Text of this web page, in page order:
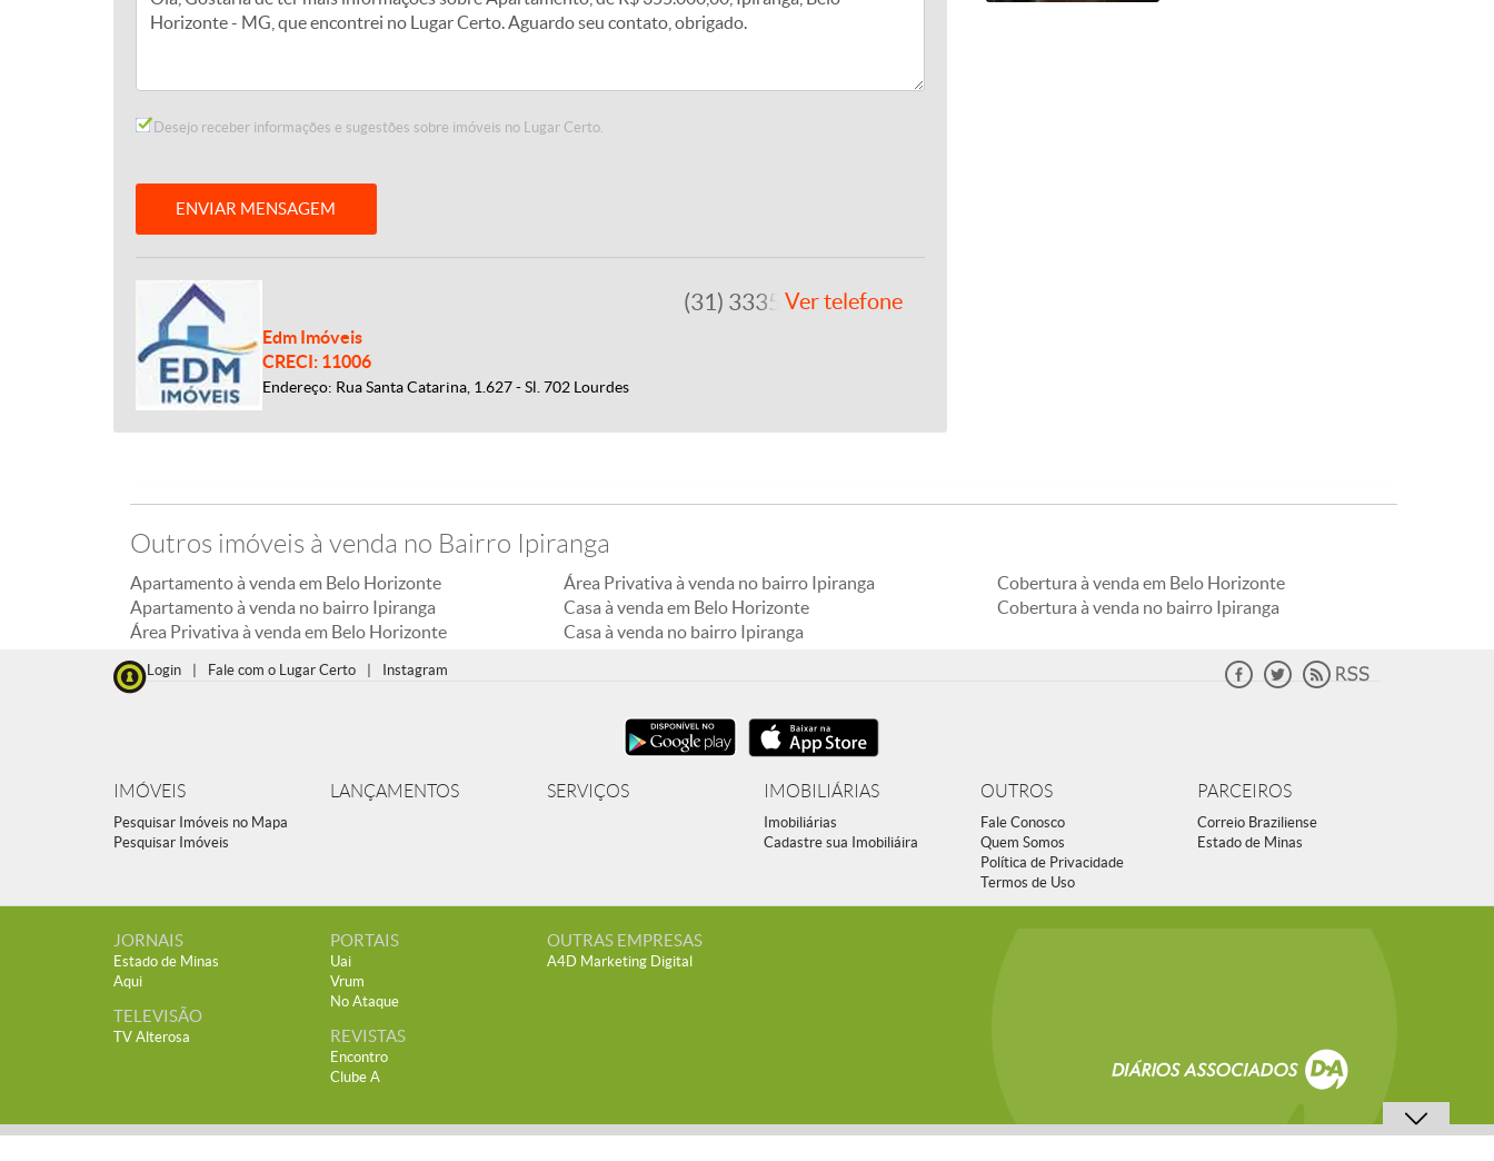
Desejo receber informações e sugestões sobre imóveis no Lugar Certo.
ENVIAR MENSAGEM
Edm Imóveis
CRECI: 11006
Endereço: Rua Santa Catarina, 1.627 - Sl. 702 Lourdes
(31) 3335-2861Ver telefone
Outros imóveis à venda no Bairro Ipiranga
Apartamento à venda em Belo Horizonte
Apartamento à venda no bairro Ipiranga
Área Privativa à venda em Belo Horizonte
Área Privativa à venda no bairro Ipiranga
Casa à venda em Belo Horizonte
Casa à venda no bairro Ipiranga
Cobertura à venda em Belo Horizonte
Cobertura à venda no bairro Ipiranga
Login Fale com o Lugar Certo Instagram
IMÓVEIS
Pesquisar Imóveis no Mapa
Pesquisar Imóveis
LANÇAMENTOS SERVIÇOS IMOBILIÁRIAS
Imobiliárias
Cadastre sua Imobiliáira
OUTROS
Fale Conosco
Quem Somos
Política de Privacidade
Termos de Uso
PARCEIROS
Correio Braziliense
Estado de Minas
JORNAIS
Estado de Minas
Aqui
TELEVISÃO
TV Alterosa
PORTAIS
Uai
Vrum
No Ataque
REVISTAS
Encontro
Clube A
OUTRAS EMPRESAS
A4D Marketing Digital